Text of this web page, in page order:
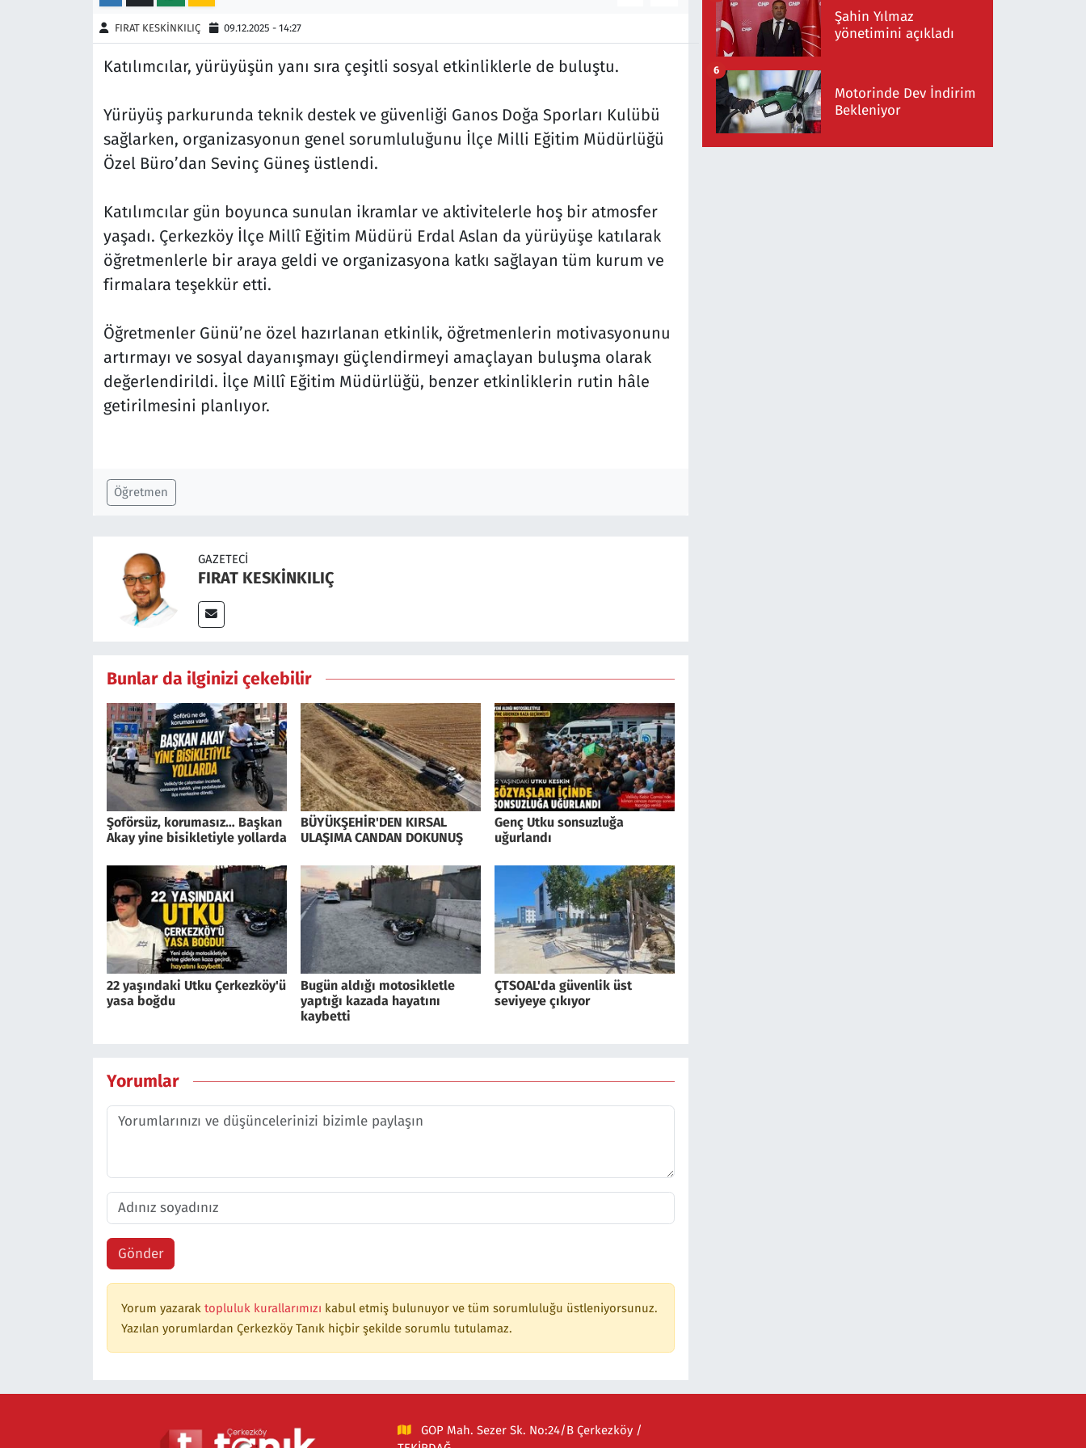
FIRAT KESKİNKILIÇ 09.12.2025 - 14:27
Katılımcılar, yürüyüşün yanı sıra çeşitli sosyal etkinliklerle de buluştu.
Yürüyüş parkurunda teknik destek ve güvenliği Ganos Doğa Sporları Kulübü
sağlarken, organizasyonun genel sorumluluğunu İlçe Milli Eğitim Müdürlüğü
Özel Büro’dan Sevinç Güneş üstlendi.
Katılımcılar gün boyunca sunulan ikramlar ve aktivitelerle hoş bir atmosfer
yaşadı. Çerkezköy İlçe Millî Eğitim Müdürü Erdal Aslan da yürüyüşe katılarak
öğretmenlerle bir araya geldi ve organizasyona katkı sağlayan tüm kurum ve
firmalara teşekkür etti.
Öğretmenler Günü’ne özel hazırlanan etkinlik, öğretmenlerin motivasyonunu
artırmayı ve sosyal dayanışmayı güçlendirmeyi amaçlayan buluşma olarak
değerlendirildi. İlçe Millî Eğitim Müdürlüğü, benzer etkinliklerin rutin hâle
getirilmesini planlıyor.
Öğretmen
GAZETECI
FIRAT KESKİNKILIÇ
Bunlar da ilginizi çekebilir
Şoförsüz, korumasız… Başkan
Akay yine bisikletiyle yollarda
BÜYÜKŞEHİR'DEN KIRSAL
ULAŞIMA CANDAN DOKUNUŞ
Genç Utku sonsuzluğa
uğurlandı
22 yaşındaki Utku Çerkezköy'ü
yasa boğdu
Bugün aldığı motosikletle
yaptığı kazada hayatını
kaybetti
ÇTSOAL'da güvenlik üst
seviyeye çıkıyor
Yorumlar
Gönder
Yorum yazarak topluluk kurallarımızı kabul etmiş bulunuyor ve tüm sorumluluğu üstleniyorsunuz.
Yazılan yorumlardan Çerkezköy Tanık hiçbir şekilde sorumlu tutulamaz.
Şahin Yılmaz
yönetimini açıkladı
Motorinde Dev İndirim
Bekleniyor
6
GOP Mah. Sezer Sk. No:24/B Çerkezköy /
Süleymanpaşa